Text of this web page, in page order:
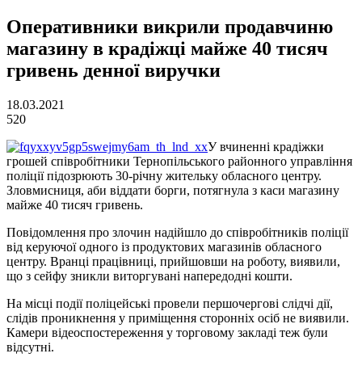
Оперативники викрили продавчиню
магазину в крадіжці майже 40 тисяч
гривень денної виручки
18.03.2021
520
У вчиненні крадіжки
грошей співробітники Тернопільського районного управління
поліції підозрюють 30-річну жительку обласного центру.
Зловмисниця, аби віддати борги, потягнула з каси магазину
майже 40 тисяч гривень.
Повідомлення про злочин надійшло до співробітників поліції
від керуючої одного із продуктових магазинів обласного
центру. Вранці працівниці, прийшовши на роботу, виявили,
що з сейфу зникли виторгувані напередодні кошти.
На місці події поліцейські провели першочергові слідчі дії,
слідів проникнення у приміщення сторонніх осіб не виявили.
Камери відеоспостереження у торговому закладі теж були
відсутні.